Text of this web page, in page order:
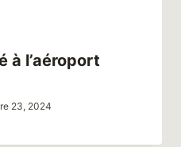
à l’aéroport
23, 2024